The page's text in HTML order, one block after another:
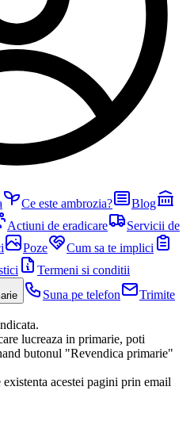
Ce este ambrozia?
Blog
Actiuni de eradicare
Servicii de
Poze
Cum sa te implici
Termeni si conditii
Suna pe telefon
Trimite
lucreaza in primarie, poti
butonul "Revendica primarie"
acestei pagini prin email